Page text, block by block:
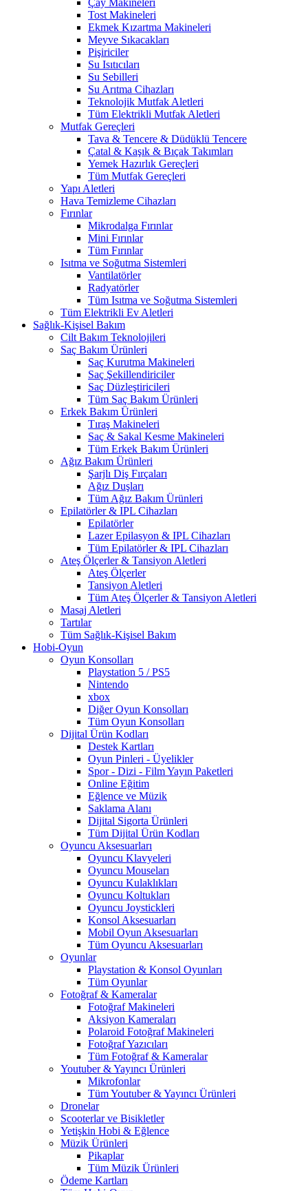
Çay Makineleri
Tost Makineleri
Ekmek Kızartma Makineleri
Meyve Sıkacakları
Pişiriciler
Su Isıtıcıları
Su Sebilleri
Su Arıtma Cihazları
Teknolojik Mutfak Aletleri
Tüm Elektrikli Mutfak Aletleri
Mutfak Gereçleri
Tava & Tencere & Düdüklü Tencere
Çatal & Kaşık & Bıçak Takımları
Yemek Hazırlık Gereçleri
Tüm Mutfak Gereçleri
Yapı Aletleri
Hava Temizleme Cihazları
Fırınlar
Mikrodalga Fırınlar
Mini Fırınlar
Tüm Fırınlar
Isıtma ve Soğutma Sistemleri
Vantilatörler
Radyatörler
Tüm Isıtma ve Soğutma Sistemleri
Tüm Elektrikli Ev Aletleri
Sağlık-Kişisel Bakım
Cilt Bakım Teknolojileri
Saç Bakım Ürünleri
Saç Kurutma Makineleri
Saç Şekillendiriciler
Saç Düzleştiricileri
Tüm Saç Bakım Ürünleri
Erkek Bakım Ürünleri
Tıraş Makineleri
Saç & Sakal Kesme Makineleri
Tüm Erkek Bakım Ürünleri
Ağız Bakım Ürünleri
Şarjlı Diş Fırçaları
Ağız Duşları
Tüm Ağız Bakım Ürünleri
Epilatörler & IPL Cihazları
Epilatörler
Lazer Epilasyon & IPL Cihazları
Tüm Epilatörler & IPL Cihazları
Ateş Ölçerler & Tansiyon Aletleri
Ateş Ölçerler
Tansiyon Aletleri
Tüm Ateş Ölçerler & Tansiyon Aletleri
Masaj Aletleri
Tartılar
Tüm Sağlık-Kişisel Bakım
Hobi-Oyun
Oyun Konsolları
Playstation 5 / PS5
Nintendo
xbox
Diğer Oyun Konsolları
Tüm Oyun Konsolları
Dijital Ürün Kodları
Destek Kartları
Oyun Pinleri - Üyelikler
Spor - Dizi - Film Yayın Paketleri
Online Eğitim
Eğlence ve Müzik
Saklama Alanı
Dijital Sigorta Ürünleri
Tüm Dijital Ürün Kodları
Oyuncu Aksesuarları
Oyuncu Klavyeleri
Oyuncu Mouseları
Oyuncu Kulaklıkları
Oyuncu Koltukları
Oyuncu Joystickleri
Konsol Aksesuarları
Mobil Oyun Aksesuarları
Tüm Oyuncu Aksesuarları
Oyunlar
Playstation & Konsol Oyunları
Tüm Oyunlar
Fotoğraf & Kameralar
Fotoğraf Makineleri
Aksiyon Kameraları
Polaroid Fotoğraf Makineleri
Fotoğraf Yazıcıları
Tüm Fotoğraf & Kameralar
Youtuber & Yayıncı Ürünleri
Mikrofonlar
Tüm Youtuber & Yayıncı Ürünleri
Dronelar
Scooterlar ve Bisikletler
Yetişkin Hobi & Eğlence
Müzik Ürünleri
Pikaplar
Tüm Müzik Ürünleri
Ödeme Kartları